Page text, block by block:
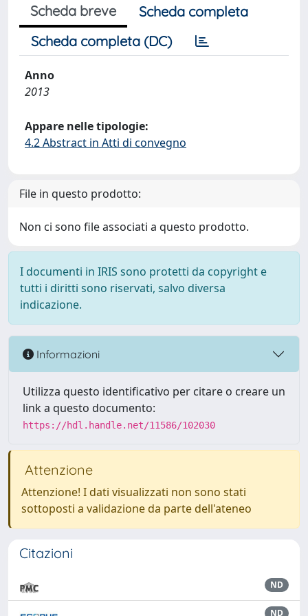
Scheda breve
Scheda completa
Scheda completa (DC)
Anno
2013
Appare nelle tipologie:
4.2 Abstract in Atti di convegno
File in questo prodotto:
Non ci sono file associati a questo prodotto.
I documenti in IRIS sono protetti da copyright e
tutti i diritti sono riservati, salvo diversa
indicazione.
Informazioni
Utilizza questo identificativo per citare o creare un
link a questo documento:
https://hdl.handle.net/11586/102030
Attenzione
Attenzione! I dati visualizzati non sono stati
sottoposti a validazione da parte dell'ateneo
Citazioni
ND
ND